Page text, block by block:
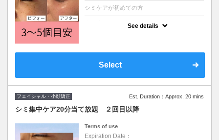
シミケアが初めての方
3個〜5個目安。工程 クレンジング→シミケ
See details
Select
フェイシャル・小顔矯正 Est. Duration：Approx. 20 mins
シミ集中ケア20分当て放題 ２回目以降
Terms of use
Expiration Date：